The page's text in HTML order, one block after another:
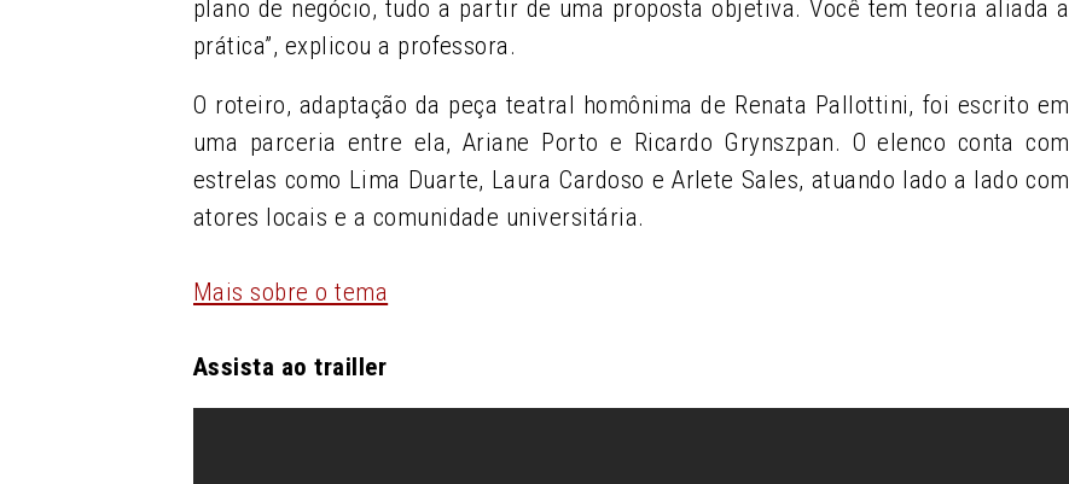
plano de negócio, tudo a partir de uma proposta objetiva. Você tem teoria aliada a
prática”, explicou a professora.
O roteiro, adaptação da peça teatral homônima de Renata Pallottini, foi escrito em
uma parceria entre ela, Ariane Porto e Ricardo Grynszpan. O elenco conta com
estrelas como Lima Duarte, Laura Cardoso e Arlete Sales, atuando lado a lado com
atores locais e a comunidade universitária.
Mais sobre o tema
Assista ao trailler